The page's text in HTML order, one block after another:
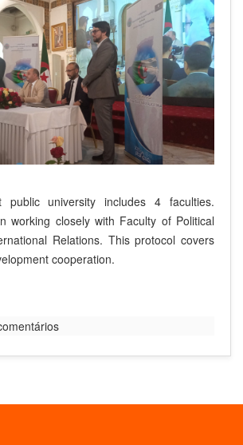
public university includes 4 faculties.
working closely with Faculty of Political
Relations. This protocol covers
cooperation.